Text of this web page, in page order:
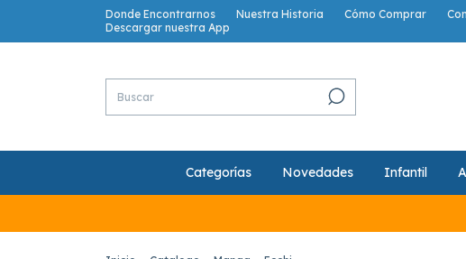
Donde Encontrarnos Nuestra Historia Cómo Comprar
Descargar nuestra App
Categorías Novedades Infantil